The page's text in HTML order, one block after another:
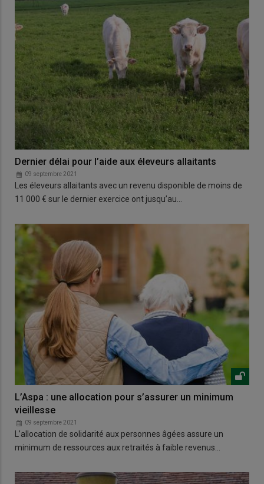
Dernier délai pour l’aide aux éleveurs allaitants
09 septembre 2021
Les éleveurs allaitants avec un revenu disponible de moins de
11 000 € sur le dernier exercice ont jusqu’au…
L’Aspa : une allocation pour s’assurer un minimum
vieillesse
09 septembre 2021
L’allocation de solidarité aux personnes âgées assure un
minimum de ressources aux retraités à faible revenus…